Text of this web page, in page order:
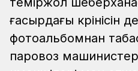
ғасырдағы көрінісін
фотоальбомнан
паровоз